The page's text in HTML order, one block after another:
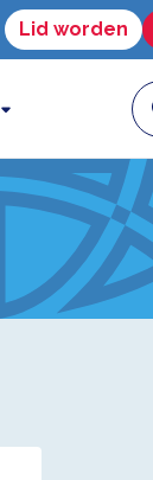
Lid worden